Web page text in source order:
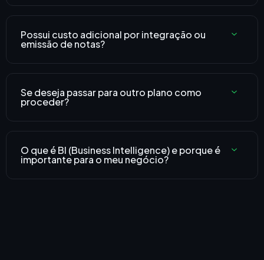
Possui custo adicional por integração ou
emissão de notas?
Se deseja passar para outro plano como
proceder?
O que é BI (Business Intelligence) e porque é
importante para o meu negócio?